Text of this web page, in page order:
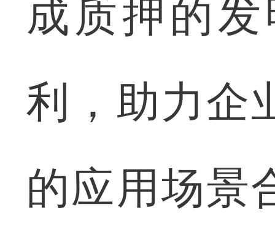
成质押的
利，助力企
的应用场景